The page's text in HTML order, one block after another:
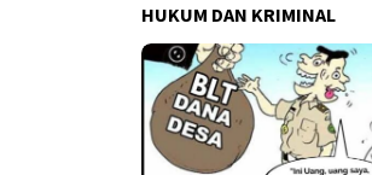
HUKUM DAN KRIMINAL